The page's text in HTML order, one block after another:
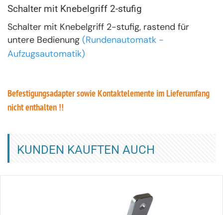
Schalter mit Knebelgriff 2-stufig
Schalter mit Knebelgriff 2-stufig, rastend für
untere Bedienung (Rundenautomatk -
Aufzugsautomatik)
Befestigungsadapter sowie Kontaktelemente im Lieferumfang
nicht enthalten !!
KUNDEN KAUFTEN AUCH